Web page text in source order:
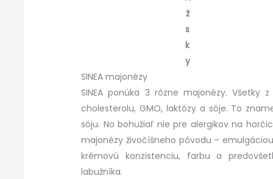
ž
s
k
y
SINEA majonézy
SINEA ponúka 3 rôzne majonézy. Všetky
cholesterolu, GMO, laktózy a sóje. To
sóju. No bohužiaľ nie pre alergikov na
majonézy živočíšneho pôvodu –
krémovú konzistenciu, farbu a
labužníka.